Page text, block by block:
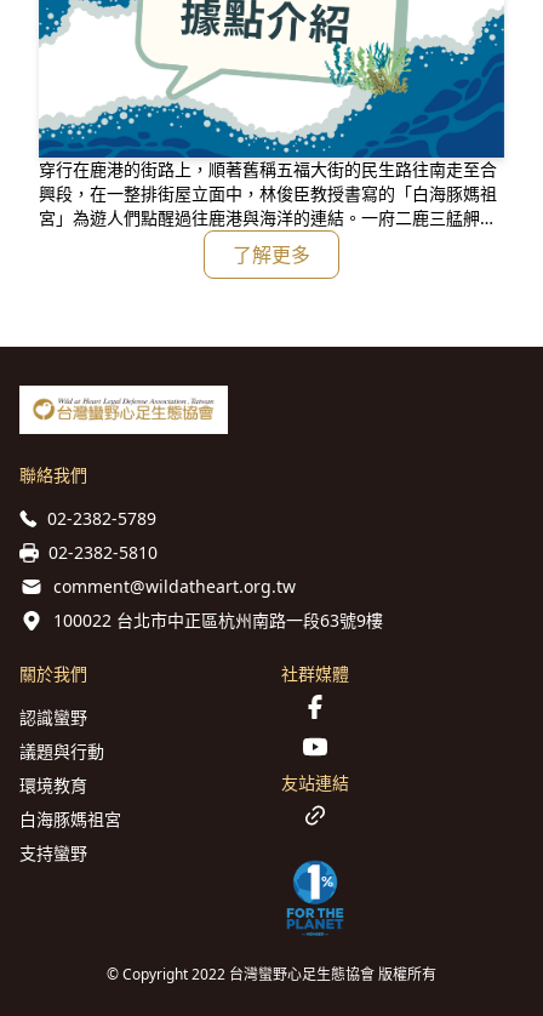
穿行在鹿港的街路上，順著舊稱五福大街的民生路往南走至合
興段，在一整排街屋立面中，林俊臣教授書寫的「白海豚媽祖
宮」為遊人們點醒過往鹿港與海洋的連結。一府二鹿三艋舺代
表台灣百年來對外貿易的重要出口，象徵這些城市依附海洋而
興起的經貿開發，頻繁往來的船隻承載許多獨特傳統與文化，
了解更多
聯絡我們
02-2382-5789
02-2382-5810
comment@wildatheart.org.tw
100022 台北市中正區杭州南路一段63號9樓
關於我們
認識蠻野
議題與行動
環境教育
白海豚媽祖宮
支持蠻野
社群媒體
友站連結
© Copyright 2022 台灣蠻野心足生態協會 版權所有